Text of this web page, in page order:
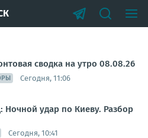
сводка на утро 08.08.26
Сегодня, 11:06
Ночной удар по Киеву. Разбор
Сегодня, 10:41